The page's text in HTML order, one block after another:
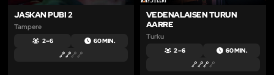
JASKAN PUBI 2
Tampere
2 – 6 60 MIN.
VEDENALAISEN TURUN
AARRE
Turku
2 – 6 60 MIN.